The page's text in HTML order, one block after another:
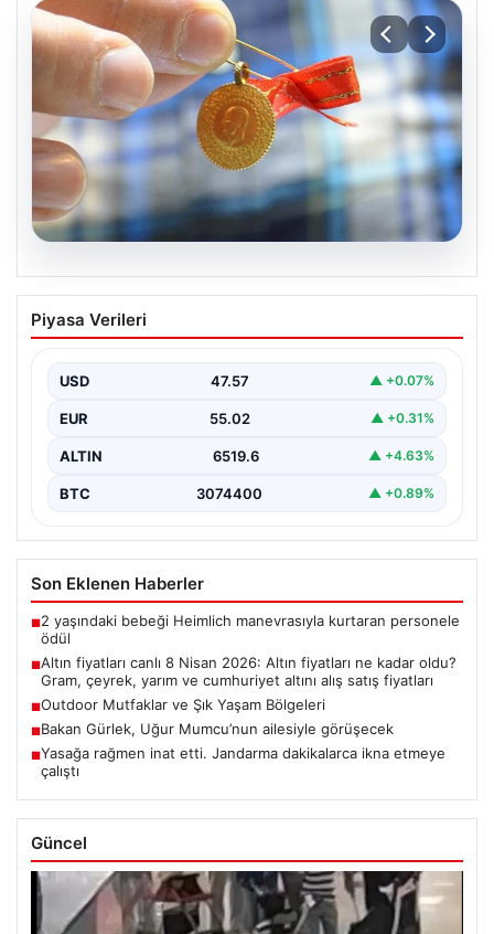
Altın fiyatları canlı 8 Nisan 2026: Altın
fiyatları ne kadar oldu? Gram, çeyrek,
fiyatları
Piyasa Verileri
USD 47.57 ▲ +0.07%
EUR 55.02 ▲ +0.31%
ALTIN 6519.6 ▲ +4.63%
BTC 3074400 ▲ +0.89%
Son Eklenen Haberler
■2 yaşındaki bebeği Heimlich manevrasıyla kurtaran personele
ödül
■Altın fiyatları canlı 8 Nisan 2026: Altın fiyatları ne kadar oldu?
Gram, çeyrek, yarım ve cumhuriyet altını alış satış fiyatları
■Outdoor Mutfaklar ve Şık Yaşam Bölgeleri
■Bakan Gürlek, Uğur Mumcu’nun ailesiyle görüşecek
■Yasağa rağmen inat etti. Jandarma dakikalarca ikna etmeye
çalıştı
Güncel